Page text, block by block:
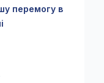
перемогу в